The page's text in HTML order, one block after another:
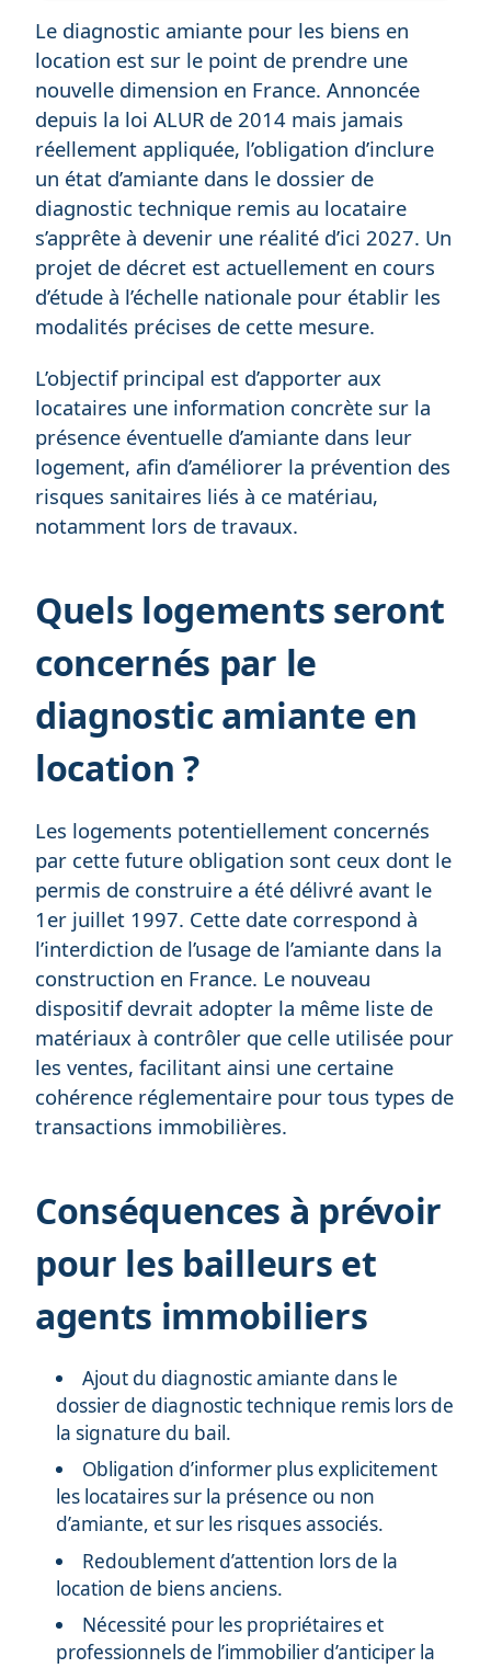
Le diagnostic amiante pour les biens en
location est sur le point de prendre une
nouvelle dimension en France. Annoncée
depuis la loi ALUR de 2014 mais jamais
réellement appliquée, l’obligation d’inclure
un état d’amiante dans le dossier de
diagnostic technique remis au locataire
s’apprête à devenir une réalité d’ici 2027. Un
projet de décret est actuellement en cours
d’étude à l’échelle nationale pour établir les
modalités précises de cette mesure.
L’objectif principal est d’apporter aux
locataires une information concrète sur la
présence éventuelle d’amiante dans leur
logement, afin d’améliorer la prévention des
risques sanitaires liés à ce matériau,
notamment lors de travaux.
Quels logements seront
concernés par le
diagnostic amiante en
location ?
Les logements potentiellement concernés
par cette future obligation sont ceux dont le
permis de construire a été délivré avant le
1er juillet 1997. Cette date correspond à
l’interdiction de l’usage de l’amiante dans la
construction en France. Le nouveau
dispositif devrait adopter la même liste de
matériaux à contrôler que celle utilisée pour
les ventes, facilitant ainsi une certaine
cohérence réglementaire pour tous types de
transactions immobilières.
Conséquences à prévoir
pour les bailleurs et
agents immobiliers
Ajout du diagnostic amiante dans le
dossier de diagnostic technique remis lors de
la signature du bail.
Obligation d’informer plus explicitement
les locataires sur la présence ou non
d’amiante, et sur les risques associés.
Redoublement d’attention lors de la
location de biens anciens.
Nécessité pour les propriétaires et
professionnels de l’immobilier d’anticiper la